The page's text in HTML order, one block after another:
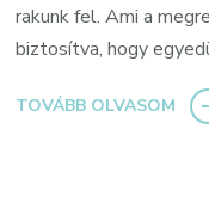
rakunk fel. Ami a
biztosítva, hogy
TOVÁBB OLVASOM